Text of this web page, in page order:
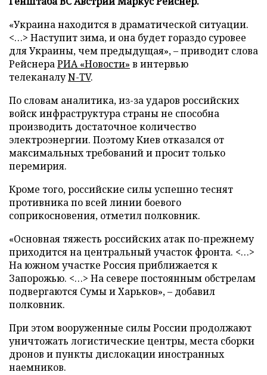
«Украина находится в драматической ситуации.
<…> Наступит зима, и она будет гораздо суровее
для Украины, чем предыдущая», – приводит слова
РейснераРИА «Новости» в интервью
телеканалуN-TV.
По словам аналитика, из-за ударов российских
войск инфраструктура страны не способна
производить достаточное количество
электроэнергии. Поэтому Киев отказался от
максимальных требований и просит только
перемирия.
Кроме того, российские силы успешно теснят
противника по всей линии боевого
соприкосновения, отметил полковник.
«Основная тяжесть российских атак по-прежнему
приходится на центральный участок фронта. <…>
На южном участке Россия приближается к
Запорожью. <…> На севере постоянным обстрелам
подвергаются Сумы и Харьков», – добавил
полковник.
При этом вооруженные силы России продолжают
уничтожать логистические центры, места сборки
дронов и пункты дислокации иностранных
наемников.